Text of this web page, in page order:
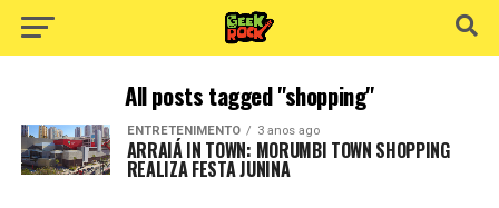
All posts tagged "shopping"
ENTRETENIMENTO 3 anos ago
ARRAIÁ IN TOWN: MORUMBI TOWN SHOPPING
REALIZA FESTA JUNINA